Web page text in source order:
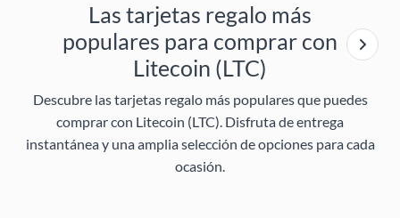
Las tarjetas regalo más
populares para comprar con
Litecoin (LTC)
Descubre las tarjetas regalo más populares que puedes
comprar con Litecoin (LTC). Disfruta de entrega
instantánea y una amplia selección de opciones para cada
ocasión.